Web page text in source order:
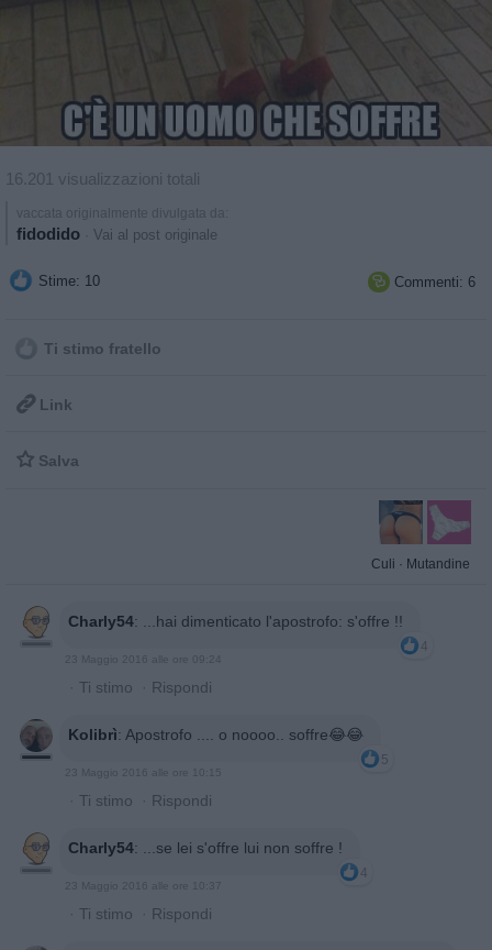
16.201 visualizzazioni totali
vaccata originalmente divulgata da:
fidodido Vai al post originale
Stime: 10  Commenti: 6
Ti stimo fratello
 Link
 Salva
Culi · Mutandine
Charly54: ...hai dimenticato l'apostrofo: s'offre !!
4
23 Maggio 2016 alle ore 09:24
· Ti stimo · Rispondi
Kolibrì: Apostrofo .... o noooo.. soffre😂😂
5
23 Maggio 2016 alle ore 10:15
· Ti stimo · Rispondi
Charly54: ...se lei s'offre lui non soffre !
4
23 Maggio 2016 alle ore 10:37
· Ti stimo · Rispondi